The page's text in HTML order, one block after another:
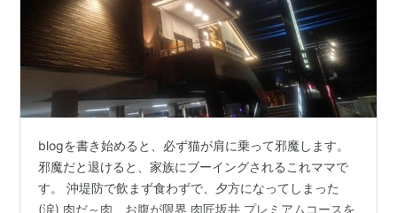
blogを書き始めると、必ず猫が肩に乗って邪魔します。
邪魔だと退けると、家族にブーイングされるこれママで
す。 沖堤防で飲まず食わずで、夕方になってしまった
(涙) 肉だ～肉、お腹が限界 肉匠坂井 プレミアムコースを